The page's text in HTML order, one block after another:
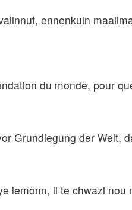
ennenkuin
du monde, pour
Grundlegung der Welt,
lemonn, li te chwazi